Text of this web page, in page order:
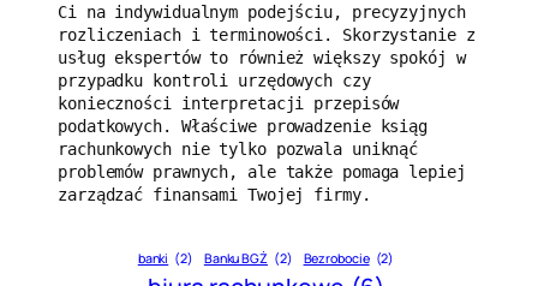
Ci na indywidualnym podejściu, precyzyjnych
rozliczeniach i terminowości. Skorzystanie z
usług ekspertów to również większy spokój w
przypadku kontroli urzędowych czy
konieczności interpretacji przepisów
podatkowych. Właściwe prowadzenie ksiąg
rachunkowych nie tylko pozwala uniknąć
problemów prawnych, ale także pomaga lepiej
zarządzać finansami Twojej firmy.
banki (2) Banku BGŻ (2) Bezrobocie (2)